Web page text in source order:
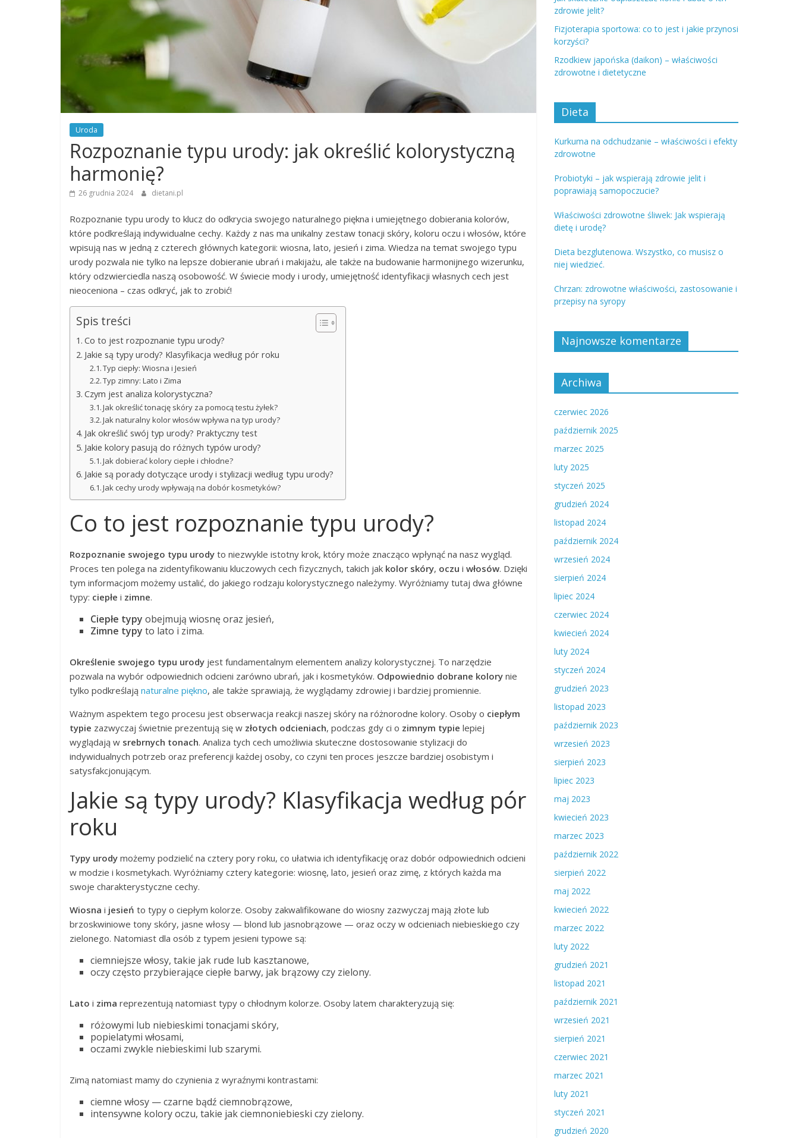
Uroda
Rozpoznanie typu urody: jak określić kolorystyczną
harmonię?
26 grudnia 2024 dietani.pl
Rozpoznanie typu urody to klucz do odkrycia swojego naturalnego piękna i umiejętnego dobierania kolorów,
które podkreślają indywidualne cechy. Każdy z nas ma unikalny zestaw tonacji skóry, koloru oczu i włosów, które
wpisują nas w jedną z czterech głównych kategorii: wiosna, lato, jesień i zima. Wiedza na temat swojego typu
urody pozwala nie tylko na lepsze dobieranie ubrań i makijażu, ale także na budowanie harmonijnego wizerunku,
który odzwierciedla naszą osobowość. W świecie mody i urody, umiejętność identyfikacji własnych cech jest
nieoceniona – czas odkryć, jak to zrobić!
Spis treści
Co to jest rozpoznanie typu urody?
Jakie są typy urody? Klasyfikacja według pór roku
Typ ciepły: Wiosna i Jesień
Typ zimny: Lato i Zima
Czym jest analiza kolorystyczna?
Jak określić tonację skóry za pomocą testu żyłek?
Jak naturalny kolor włosów wpływa na typ urody?
Jak określić swój typ urody? Praktyczny test
Jakie kolory pasują do różnych typów urody?
Jak dobierać kolory ciepłe i chłodne?
Jakie są porady dotyczące urody i stylizacji według typu urody?
Jak cechy urody wpływają na dobór kosmetyków?
Co to jest rozpoznanie typu urody?
Rozpoznanie swojego typu urody to niezwykle istotny krok, który może znacząco wpłynąć na nasz wygląd.
Proces ten polega na zidentyfikowaniu kluczowych cech fizycznych, takich jak kolor skóry, oczu i włosów. Dzięki
tym informacjom możemy ustalić, do jakiego rodzaju kolorystycznego należymy. Wyróżniamy tutaj dwa główne
typy: ciepłe i zimne.
Ciepłe typy obejmują wiosnę oraz jesień,
Zimne typy to lato i zima.
Określenie swojego typu urody jest fundamentalnym elementem analizy kolorystycznej. To narzędzie
pozwala na wybór odpowiednich odcieni zarówno ubrań, jak i kosmetyków. Odpowiednio dobrane kolory nie
tylko podkreślają naturalne piękno, ale także sprawiają, że wyglądamy zdrowiej i bardziej promiennie.
Ważnym aspektem tego procesu jest obserwacja reakcji naszej skóry na różnorodne kolory. Osoby o ciepłym
typie zazwyczaj świetnie prezentują się w złotych odcieniach, podczas gdy ci o zimnym typie lepiej
wyglądają w srebrnych tonach. Analiza tych cech umożliwia skuteczne dostosowanie stylizacji do
indywidualnych potrzeb oraz preferencji każdej osoby, co czyni ten proces jeszcze bardziej osobistym i
satysfakcjonującym.
Jakie są typy urody? Klasyfikacja według pór
roku
Typy urody możemy podzielić na cztery pory roku, co ułatwia ich identyfikację oraz dobór odpowiednich odcieni
w modzie i kosmetykach. Wyróżniamy cztery kategorie: wiosnę, lato, jesień oraz zimę, z których każda ma
swoje charakterystyczne cechy.
Wiosna i jesień to typy o ciepłym kolorze. Osoby zakwalifikowane do wiosny zazwyczaj mają złote lub
brzoskwiniowe tony skóry, jasne włosy — blond lub jasnobrązowe — oraz oczy w odcieniach niebieskiego czy
zielonego. Natomiast dla osób z typem jesieni typowe są:
ciemniejsze włosy, takie jak rude lub kasztanowe,
oczy często przybierające ciepłe barwy, jak brązowy czy zielony.
Lato i zima reprezentują natomiast typy o chłodnym kolorze. Osoby latem charakteryzują się:
różowymi lub niebieskimi tonacjami skóry,
popielatymi włosami,
oczami zwykle niebieskimi lub szarymi.
Zimą natomiast mamy do czynienia z wyraźnymi kontrastami:
ciemne włosy — czarne bądź ciemnobrązowe,
intensywne kolory oczu, takie jak ciemnoniebieski czy zielony.
zdrowie jelit?
Fizjoterapia sportowa: co to jest i jakie przynosi
korzyści?
Rzodkiew japońska (daikon) – właściwości
zdrowotne i dietetyczne
Dieta
Kurkuma na odchudzanie – właściwości i efekty
zdrowotne
Probiotyki – jak wspierają zdrowie jelit i
poprawiają samopoczucie?
Właściwości zdrowotne śliwek: Jak wspierają
dietę i urodę?
Dieta bezglutenowa. Wszystko, co musisz o
niej wiedzieć.
Chrzan: zdrowotne właściwości, zastosowanie i
przepisy na syropy
Najnowsze komentarze
Archiwa
czerwiec 2026
październik 2025
marzec 2025
luty 2025
styczeń 2025
grudzień 2024
listopad 2024
październik 2024
wrzesień 2024
sierpień 2024
lipiec 2024
czerwiec 2024
kwiecień 2024
luty 2024
styczeń 2024
grudzień 2023
listopad 2023
październik 2023
wrzesień 2023
sierpień 2023
lipiec 2023
maj 2023
kwiecień 2023
marzec 2023
październik 2022
sierpień 2022
maj 2022
kwiecień 2022
marzec 2022
luty 2022
grudzień 2021
listopad 2021
październik 2021
wrzesień 2021
sierpień 2021
czerwiec 2021
marzec 2021
luty 2021
styczeń 2021
grudzień 2020